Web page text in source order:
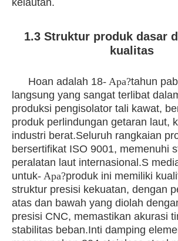
1.3 Struktur produk dasar
kualitas
Hoan adalah 18- Apa?tahun
langsung yang sangat terlibat
produksi pengisolator tali kawat,
produk perlindungan getaran laut,
industri berat.Seluruh rangkaian
bersertifikat ISO 9001, memenuhi
peralatan laut internasional.S
untuk- Apa?produk ini memiliki
struktur presisi kekuatan, dengan
atas dan bawah yang diolah
presisi CNC, memastikan akurasi
stabilitas beban.Inti damping